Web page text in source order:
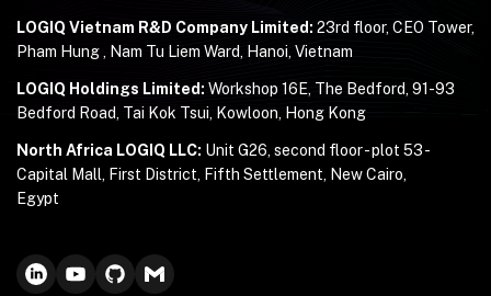
LOGIQ Vietnam R&D Company Limited: 23rd floor, CEO Tower,
Pham Hung , Nam Tu Liem Ward, Hanoi, Vietnam
LOGIQ Holdings Limited: Workshop 16E, The Bedford, 91-93
Bedford Road, Tai Kok Tsui, Kowloon, Hong Kong
North Africa LOGIQ LLC: Unit G26, second floor - plot 53 -
Capital Mall, First District, Fifth Settlement, New Cairo,
Egypt